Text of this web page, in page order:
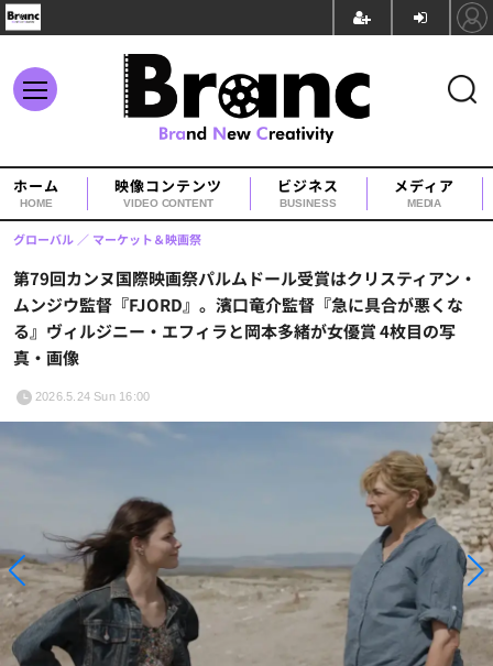
ホーム
HOME
映像コンテンツ
VIDEO CONTENT
ビジネス
BUSINESS
メディア
MEDIA
第79回カンヌ国際映画祭パルムドール受賞はクリスティアン・
ムンジウ監督『FJORD』。濱口竜介監督『急に具合が悪くな
る』ヴィルジニー・エフィラと岡本多緒が女優賞 4枚目の写
真・画像
グローバル マーケット＆映画祭
2026.5.24 Sun 16:00